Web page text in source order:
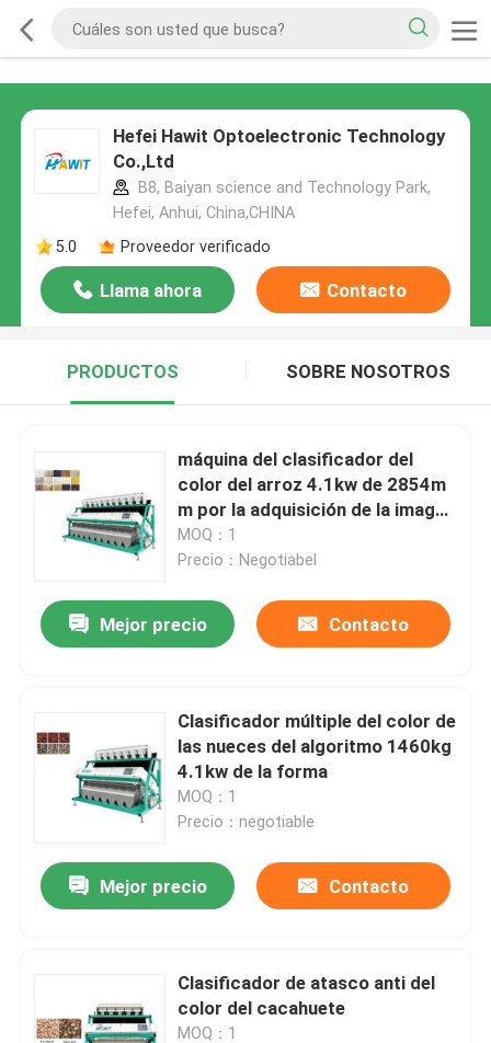
Hefei Hawit Optoelectronic Technology
Co.,Ltd
B8, Baiyan science and Technology Park,
Hefei, Anhui, China,CHINA
5.0
Proveedor verificado
Llama ahora Contacto
PRODUCTOS SOBRE NOSOTROS
máquina del clasificador del
color del arroz 4.1kw de 2854m
m por la adquisición de la imagen
del CCD
MOQ：1
Precio：Negotiabel
Mejor precio Contacto
Clasificador múltiple del color de
las nueces del algoritmo 1460kg
4.1kw de la forma
MOQ：1
Precio：negotiable
Mejor precio Contacto
Clasificador de atasco anti del
color del cacahuete
MOQ：1